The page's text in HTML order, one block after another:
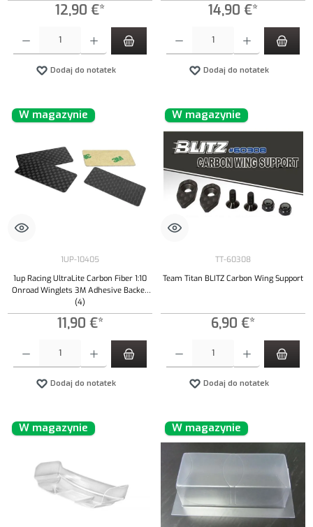
12,90 €*
Dodaj do notatek
14,90 €*
Dodaj do notatek
W magazynie
1UP-10405
1up Racing UltraLite Carbon Fiber 1:10
Onroad Winglets 3M Adhesive Backed
(4)
11,90 €*
Dodaj do notatek
W magazynie
TT-60308
Team Titan BLITZ Carbon Wing Support
6,90 €*
Dodaj do notatek
W magazynie W magazynie